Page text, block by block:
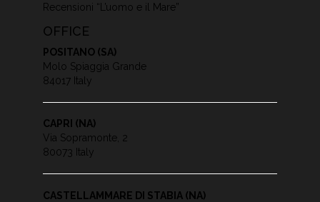
Recensioni “L’uomo e il Mare”
OFFICE
POSITANO (SA)
Molo Spiaggia Grande
84017 Italy
CAPRI (NA)
Via Sopramonte, 2
80073 Italy
CASTELLAMMARE DI STABIA (NA)